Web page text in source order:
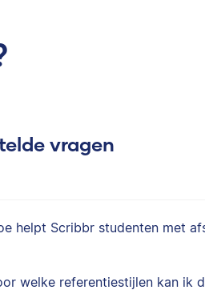
vragen
helpt Scribbr studenten met
welke referentiestijlen kan ik